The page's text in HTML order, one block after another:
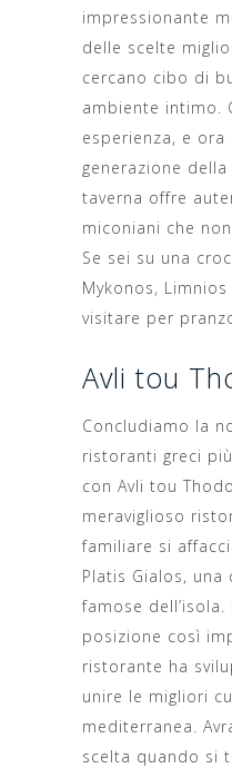
impressionante
delle scelte
cercano cibo di
ambiente intimo.
esperienza, e
generazione
taverna offre
miconiani che
Se sei su una
Mykonos,
visitare per
Avli tou
Concludiamo la
ristoranti greci
con Avli tou
meraviglioso
familiare si
Platis Gialos, una
famose dell’isola.
posizione così
ristorante ha
unire le migliori
mediterranea.
scelta quando si